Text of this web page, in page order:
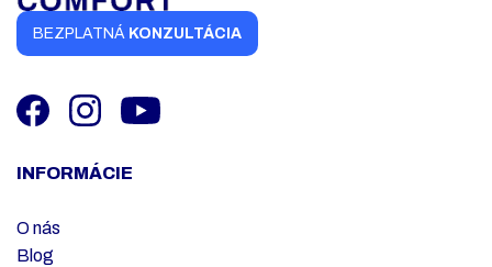
BEZPLATNÁ KONZULTÁCIA
INFORMÁCIE
O nás
Blog